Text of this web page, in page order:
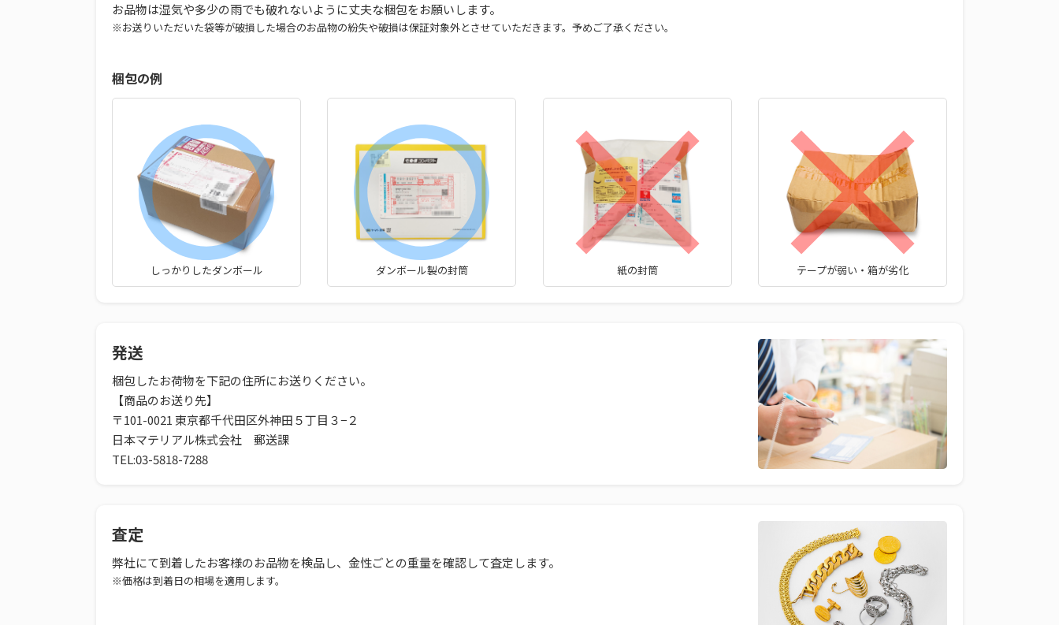
お品物は湿気や多少の雨でも破れないように丈夫な梱包をお願いします。
※お送りいただいた袋等が破損した場合のお品物の紛失や破損は保証対象外とさせていただきます。予めご了承ください。
梱包の例
しっかりしたダンボール ダンボール製の封筒 紙の封筒 テープが弱い・箱が劣化
発送
梱包したお荷物を下記の住所にお送りください。
【商品のお送り先】
〒101-0021 東京都千代田区外神田５丁目３−２
日本マテリアル株式会社 郵送課
TEL:03-5818-7288
査定
弊社にて到着したお客様のお品物を検品し、金性ごとの重量を確認して査定します。
※価格は到着日の相場を適用します。